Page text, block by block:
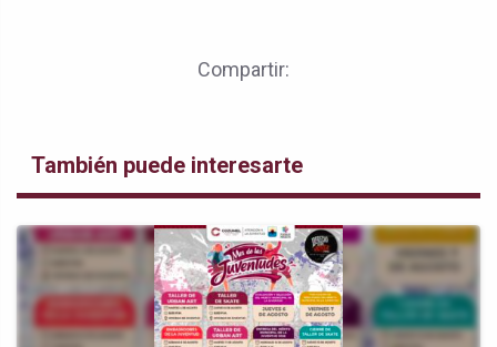
Compartir:
También puede interesarte